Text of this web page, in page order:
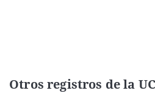
Otros registros de la